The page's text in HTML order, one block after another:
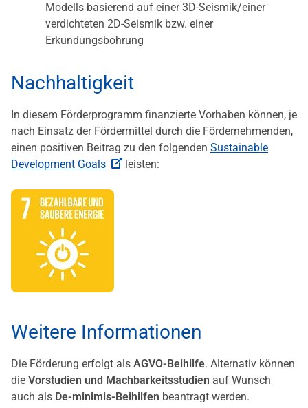
Modells basierend auf einer 3D-Seismik/einer
verdichteten 2D-Seismik bzw. einer
Erkundungsbohrung
Nachhaltigkeit
In diesem Förderprogramm finanzierte Vorhaben können, je
nach Einsatz der Fördermittel durch die Fördernehmenden,
einen positiven Beitrag zu den folgenden Sustainable
Development Goals
leisten:
Weitere Informationen
Die Förderung erfolgt als AGVO-Beihilfe. Alternativ können
die Vorstudien und Machbarkeitsstudien auf Wunsch
auch als De-minimis-Beihilfen beantragt werden.